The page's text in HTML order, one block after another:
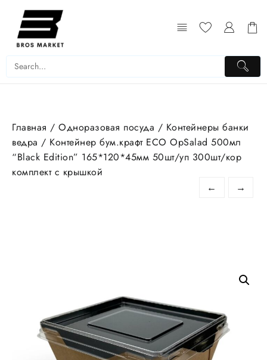
Перейти
содержимому
Главная / Одноразовая посуда / Контейнеры банки
ведра / Контейнер бум.крафт ECO OpSalad 500мл
“Black Edition” 165*120*45мм 50шт/уп 300шт/кор
комплект с крышкой
←
→